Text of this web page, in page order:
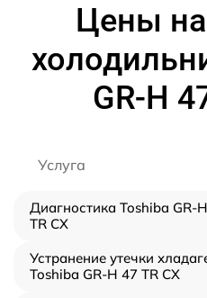
Цены
GR-H
Услуга
Диагностика Toshiba GR-
TR CX
Устранение утечки
Toshiba GR-H 47 TR CX